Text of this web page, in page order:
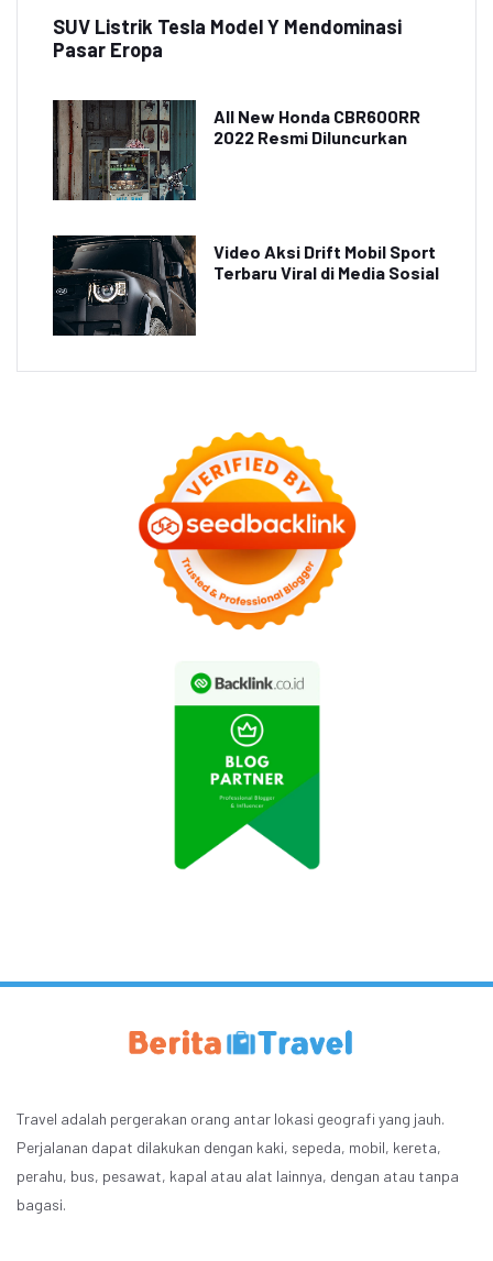
SUV Listrik Tesla Model Y Mendominasi
Pasar Eropa
All New Honda CBR600RR
2022 Resmi Diluncurkan
Video Aksi Drift Mobil Sport
Terbaru Viral di Media Sosial
Travel adalah pergerakan orang antar lokasi geografi yang jauh.
Perjalanan dapat dilakukan dengan kaki, sepeda, mobil, kereta,
perahu, bus, pesawat, kapal atau alat lainnya, dengan atau tanpa
bagasi.